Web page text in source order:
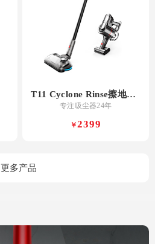
T11 Cyclone Rinse擦地吸尘器
专注吸尘器24年
￥2399
更多产品